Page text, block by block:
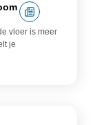
vloer is meer
je